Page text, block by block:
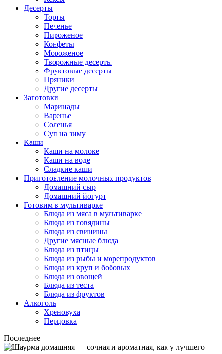
Десерты
Торты
Печенье
Пироженое
Конфеты
Мороженое
Творожные десерты
Фруктовые десерты
Пряники
Другие десерты
Заготовки
Маринады
Варенье
Соленья
Суп на зиму
Каши
Каши на молоке
Каши на воде
Сладкие каши
Приготовление молочных продуктов
Домашний сыр
Домашний йогурт
Готовим в мультиварке
Блюда из мяса в мультиварке
Блюда из говядины
Блюда из свинины
Другие мясные блюда
Блюда из птицы
Блюда из рыбы и морепродуктов
Блюда из круп и бобовых
Блюда из овощей
Блюда из теста
Блюда из фруктов
Алкоголь
Хреновуха
Перцовка
Последнее